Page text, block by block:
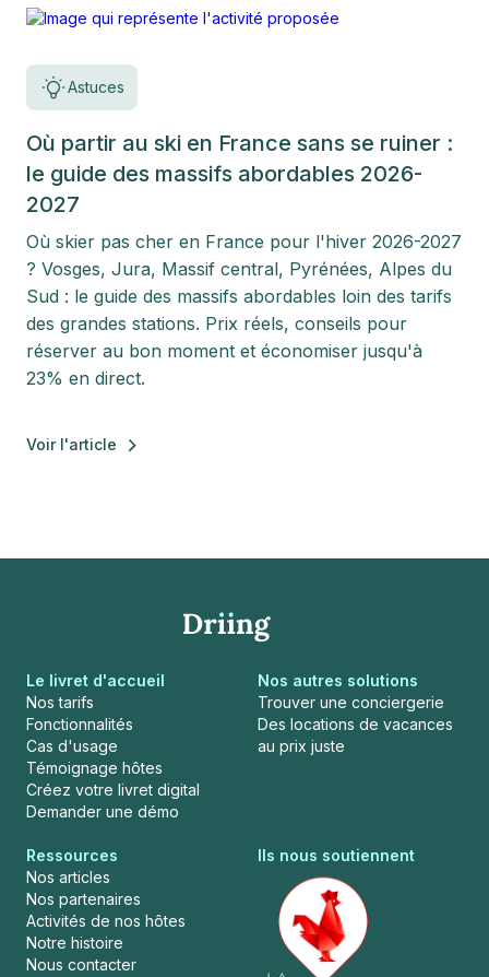
Astuces
Où partir au ski en France sans se ruiner :
le guide des massifs abordables 2026-
2027
Où skier pas cher en France pour l'hiver 2026-2027
? Vosges, Jura, Massif central, Pyrénées, Alpes du
Sud : le guide des massifs abordables loin des tarifs
des grandes stations. Prix réels, conseils pour
réserver au bon moment et économiser jusqu'à
23% en direct.
Voir l'article
Le livret d'accueil
Nos tarifs
Fonctionnalités
Cas d'usage
Témoignage hôtes
Créez votre livret digital
Demander une démo
Nos autres solutions
Trouver une conciergerie
Des locations de vacances
au prix juste
Ressources
Nos articles
Nos partenaires
Activités de nos hôtes
Notre histoire
Nous contacter
Ils nous soutiennent